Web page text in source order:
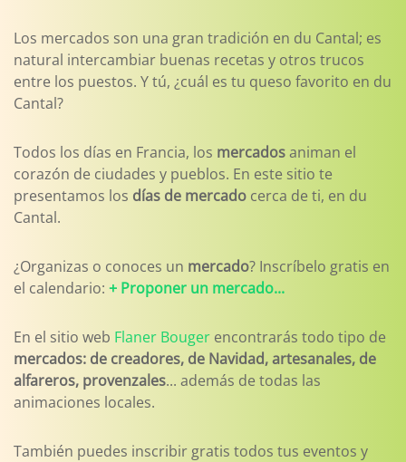
Los mercados son una gran tradición en du Cantal; es
natural intercambiar buenas recetas y otros trucos
entre los puestos. Y tú, ¿cuál es tu queso favorito en du
Cantal?
Todos los días en Francia, los mercadosaniman el
corazón de ciudades y pueblos. En este sitio te
presentamos los días de mercado cerca de ti, en du
Cantal.
¿Organizas o conoces un mercado? Inscríbelo gratis en
el calendario: + Proponer un mercado...
En el sitio web Flaner Bouger encontrarás todo tipo de
mercados: de creadores, de Navidad, artesanales, de
alfareros, provenzales... además de todas las
animaciones locales.
También puedes inscribir gratis todos tus eventos y